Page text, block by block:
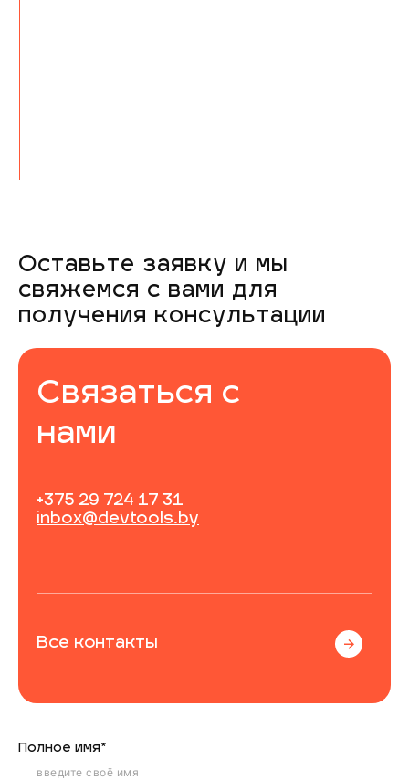
Оставьте заявку и мы
свяжемся с вами для
получения консультации
Связаться с
нами
+375 29 724 17 31
inbox@devtools.by
Все контакты
Полное имя*